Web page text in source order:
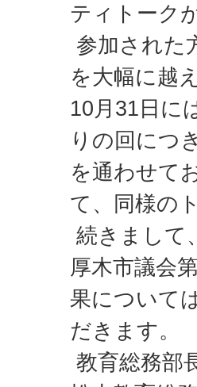
ティトーク
参加された
を大幅に越
10月31日に
りの回につ
を通わせて
て、同様の
続きまして
厚木市議会
果について
だきます。
教育総務部